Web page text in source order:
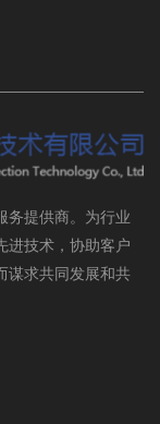
务提供商。为行业
进技术，协助客户
谋求共同发展和共